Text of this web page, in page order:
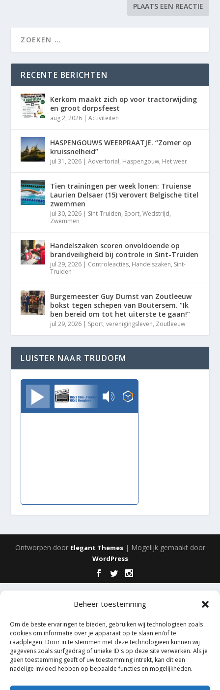
Beheer toestemming
Om de beste ervaringen te bieden, gebruiken wij technologieën zoals
cookies om informatie over je apparaat op te slaan en/of te
raadplegen. Door in te stemmen met deze technologieën kunnen wij
gegevens zoals surfgedrag of unieke ID's op deze site verwerken. Als je
geen toestemming geeft of uw toestemming intrekt, kan dit een
nadelige invloed hebben op bepaalde functies en mogelijkheden.
RECENTE BERICHTEN
Kerkom maakt zich op voor tractorwijding
en groot dorpsfeest
aug 2, 2026 |Activiteiten
HASPENGOUWS WEERPRAATJE. “Zomer op
kruissnelheid”
jul 31, 2026 |Advertorial, Haspengouw, Het weer
Tien trainingen per week lonen: Truiense
Laurien Delsaer (15) verovert Belgische titel
zwemmen
jul 30, 2026 | Sint-Truiden, Sport,Wedstrijd,
Zwemmen
Handelszaken scoren onvoldoende op
brandveiligheid bij controle in Sint-Truiden
jul 29, 2026 | Controleacties, Handelszaken, Sint-
Truiden
Burgemeester Guy Dumst van Zoutleeuw
bokst tegen schepen van Boutersem. “Ik
ben bereid om tot het uiterste te gaan!”
jul 29, 2026 | Sport,verenigingsleven, Zoutleeuw
LUISTER NAAR TRUDOFM
TrudoFM
Ontworpen door Elegant Themes| Mogelijk gemaakt door
WordPress